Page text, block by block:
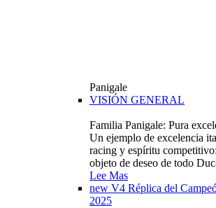
Panigale
VISIÓN GENERAL
Familia Panigale: Pura
Un ejemplo de excelencia
racing y espíritu
objeto de deseo de todo
Lee Mas
new V4 Réplica del
2025